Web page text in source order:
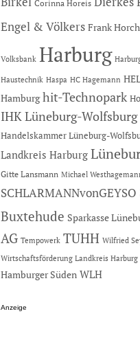
Corinna Horeis
Engel & Völkers Frank Horch
Volksbank Harburg
Haustechnik Haspa HC Hagemann
Hamburg hit-Technopark
IHK Lüneburg-Wolfsburg
Handelskammer Lüneburg-
Landkreis Harburg
Gitte Lansmann Michael
SCHLARMANNvonGEYSO
Buxtehude Sparkasse
AG Tempowerk TUHH Wilfried
Wirtschaftsförderung Landkreis Harburg
Hamburger Süden WLH
Anzeige